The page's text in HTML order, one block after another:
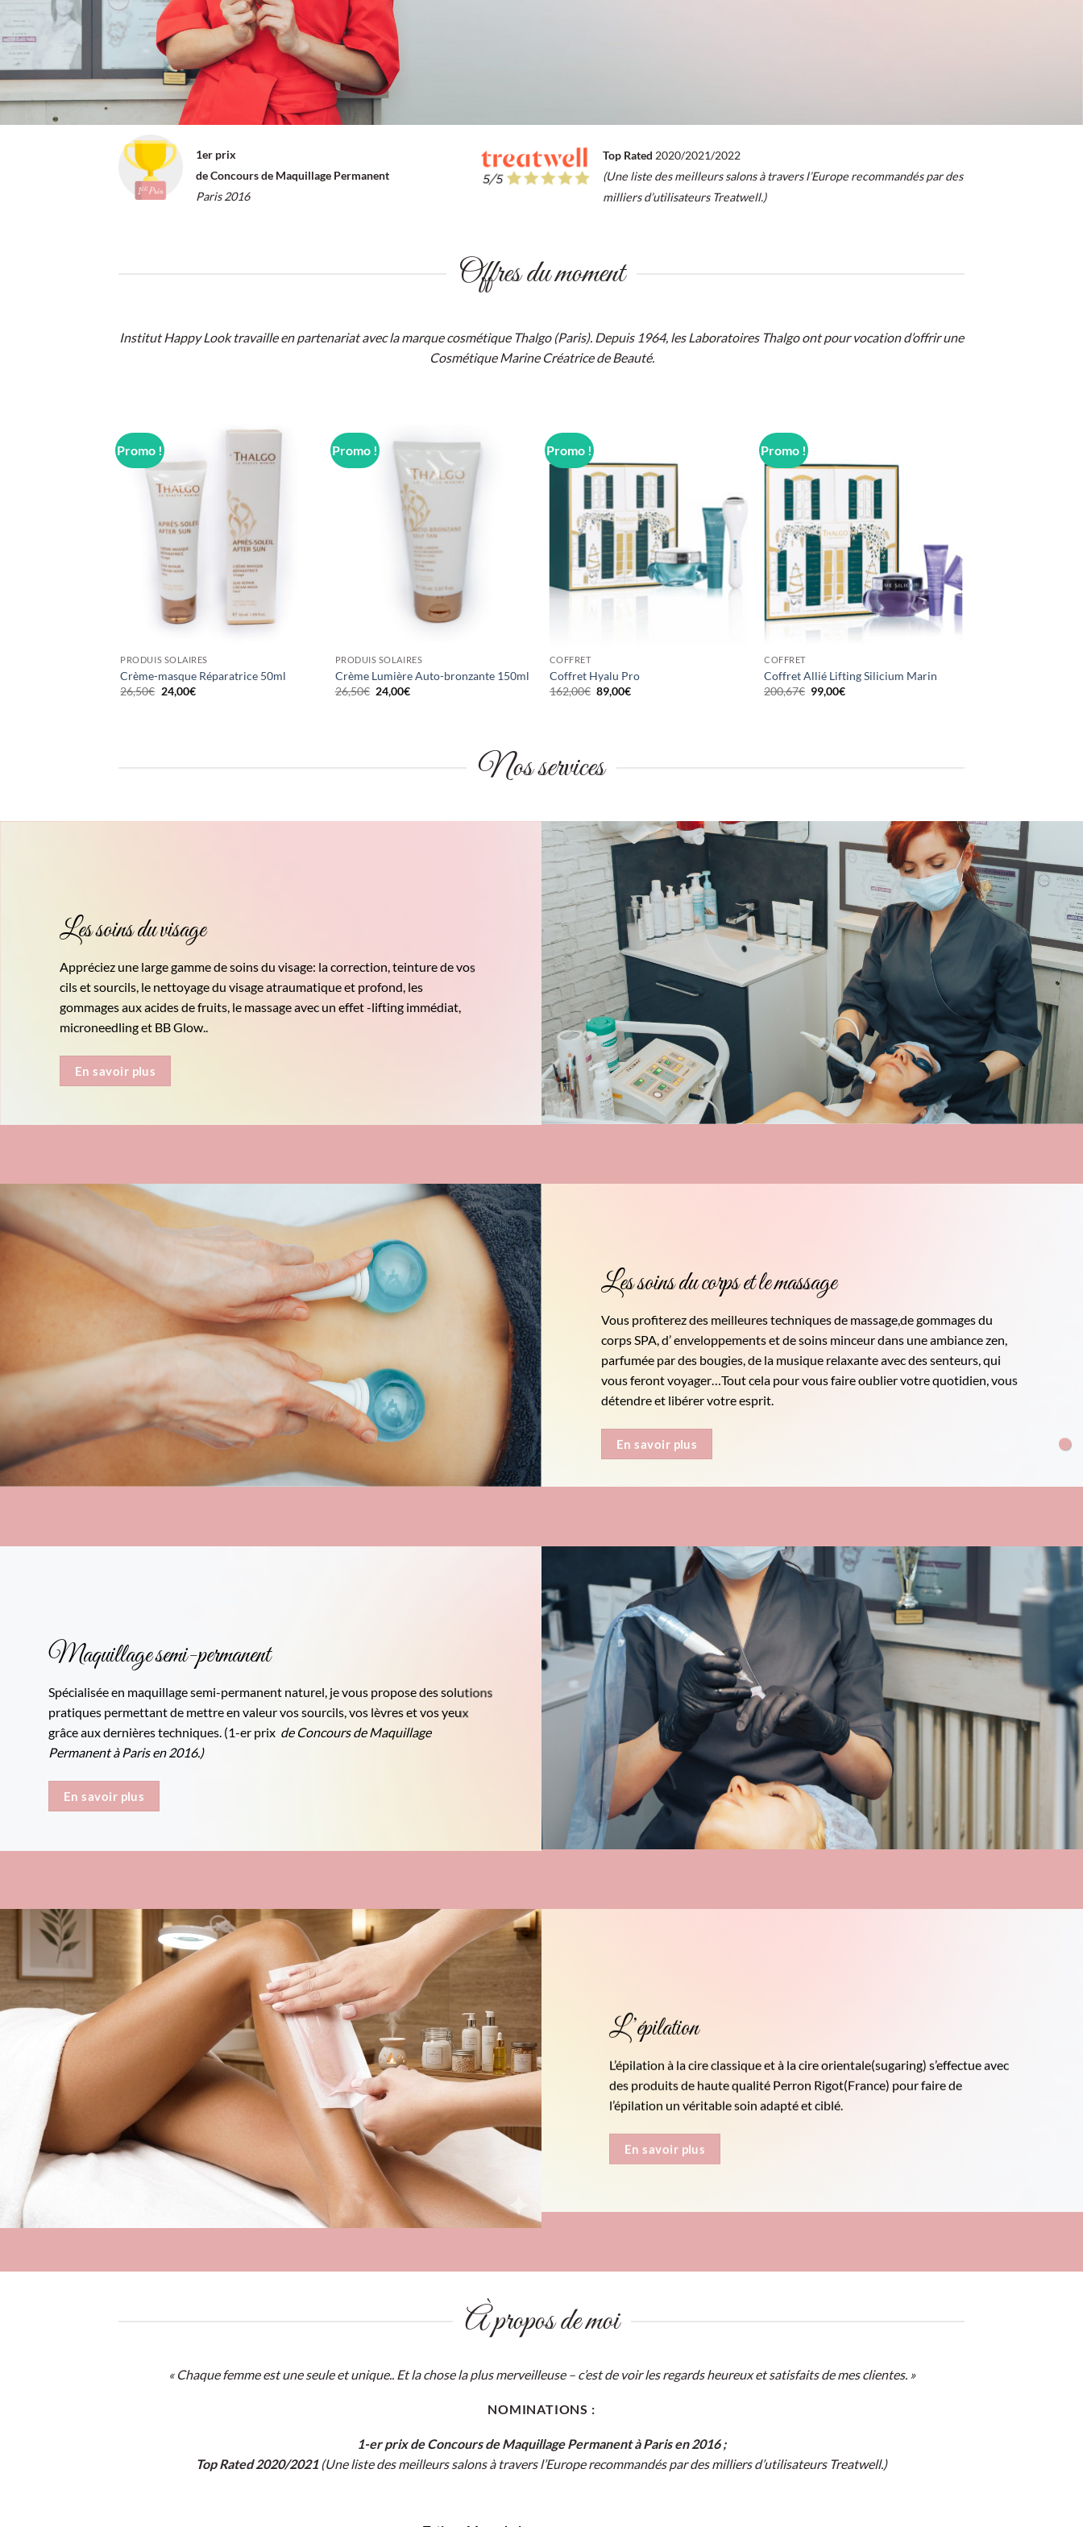
1er prix
de Concours de Maquillage Permanent
Paris 2016
Top Rated 2020/2021/2022
(Une liste des meilleurs salons à travers l’Europe recommandés par des
milliers d’utilisateurs Treatwell.)
Offres du moment
Institut Happy Look travaille en partenariat avec la marque cosmétique Thalgo (Paris). Depuis 1964, les Laboratoires Thalgo ont pour vocation d’offrir une
Cosmétique Marine Créatrice de Beauté.
Promo !
PRODUIS SOLAIRES
Crème-masque Réparatrice 50ml
26,50€ Le
prix
24,00€Le
Promo !
PRODUIS SOLAIRES
Crème Lumière Auto-bronzante 150ml
26,50€ Le
prix
24,00€Le
Promo !
COFFRET
Coffret Hyalu Pro
162,00€ Le
prix
89,00€Le
Promo !
COFFRET
Coffret Allié Lifting Silicium Marin
200,67€ Le
prix
99,00€Le
Nos services
Les soins du visage
Appréciez une large gamme de soins du visage: la correction, teinture de vos
cils et sourcils, le nettoyage du visage atraumatique et profond, les
gommages aux acides de fruits, le massage avec un effet -lifting immédiat,
microneedling et BB Glow..
En savoir plus
Les soins du corps et le massage
Vous profiterez des meilleures techniques de massage,de gommages du
corps SPA, d’ enveloppements et de soins minceur dans une ambiance zen,
parfumée par des bougies, de la musique relaxante avec des senteurs, qui
vous feront voyager…Tout cela pour vous faire oublier votre quotidien, vous
détendre et libérer votre esprit.
En savoir plus
Maquillage semi-permanent
Spécialisée en maquillage semi-permanent naturel, je vous propose des solutions
pratiques permettant de mettre en valeur vos sourcils, vos lèvres et vos yeux
grâce aux dernières techniques. (1-er prix de Concours de Maquillage
Permanent à Paris en 2016.)
En savoir plus
L’épilation
L’épilation à la cire classique et à la cire orientale(sugaring) s’effectue avec
des produits de haute qualité Perron Rigot(France) pour faire de
l’épilation un véritable soin adapté et ciblé.
En savoir plus
À propos de moi
« Chaque femme est une seule et unique.. Et la chose la plus merveilleuse – c’est de voir les regards heureux et satisfaits de mes clientes. »
NOMINATIONS :
1-er prix de Concours de Maquillage Permanent à Paris en 2016 ;
Top Rated 2020/2021 (Une liste des meilleurs salons à travers l’Europe recommandés par des milliers d’utilisateurs Treatwell.)